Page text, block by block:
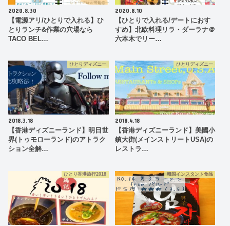
2020.8.30
【電源アリ/ひとりで入れる】ひ
とりランチ&作業の穴場なら
TACO BEL…
2020.8.10
【ひとりで入れる/デートにおす
すめ】北欧料理リラ・ダーラナ＠
六本木でリー…
ひとりディズニー
2018.3.18
【香港ディズニーランド】明日世
界(トゥモローランド)のアトラク
ション全解…
ひとりディズニー
2018.4.18
【香港ディズニーランド】美國小
鎮大街(メインストリートUSA)の
レストラ…
ひとり香港旅行2018 韓国インスタント食品